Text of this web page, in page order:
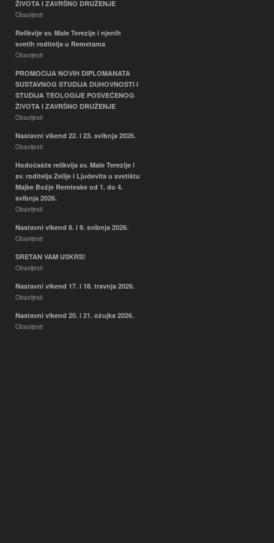
ŽIVOTA I ZAVRŠNO DRUŽENJE
Obavijesti
Relikvije sv. Male Terezije i njenih
svetih roditelja u Remetama
Obavijesti
PROMOCIJA NOVIH DIPLOMANATA
SUSTAVNOG STUDIJA DUHOVNOSTI I
STUDIJA TEOLOGIJE POSVEĆENOG
ŽIVOTA I ZAVRŠNO DRUŽENJE
Obavijesti
Nastavni vikend 22. i 23. svibnja 2026.
Obavijesti
Hodočašće relikvija sv. Male Terezije i
sv. roditelja Zelije i Ljudevita u svetištu
Majke Božje Remteske od 1. do 4.
svibnja 2026.
Obavijesti
Nastavni vikend 8. i 9. svibnja 2026.
Obavijesti
SRETAN VAM USKRS!
Obavijesti
Nastavni vikend 17. i 18. travnja 2026.
Obavijesti
Nastavni vikend 20. i 21. ožujka 2026.
Obavijesti